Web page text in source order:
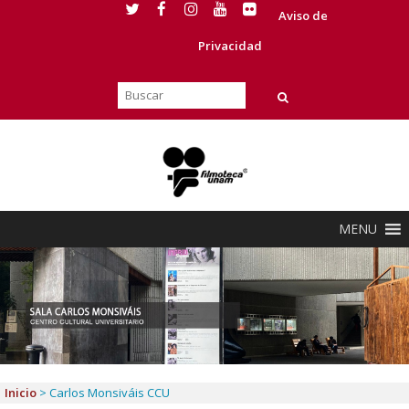
Aviso de
Privacidad
MENU
Inicio > Carlos Monsiváis CCU